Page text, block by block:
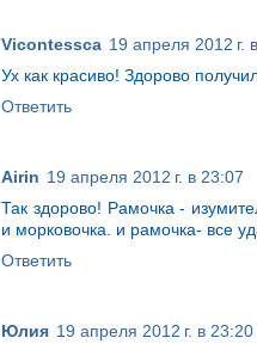
Vicontessca 19 апреля 2012 г.
Ух как красиво! Здорово
Ответить
Airin 19 апреля 2012 г. в 23:07
Так здорово! Рамочка -
и морковочка. и рамочка- все
Ответить
Юлия 19 апреля 2012 г. в 23:20